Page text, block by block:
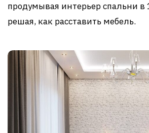
продумывая интерьер спальни в
решая, как расставить мебель.